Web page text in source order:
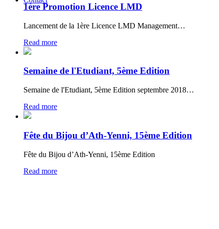
1ère Promotion Licence LMD
Lancement de la 1ère Licence LMD Management…
Read more
Semaine de l'Etudiant, 5ème Edition
Semaine de l'Etudiant, 5ème Edition septembre 2018…
Read more
Fête du Bijou d’Ath-Yenni, 15ème Edition
Fête du Bijou d’Ath-Yenni, 15ème Edition
Read more